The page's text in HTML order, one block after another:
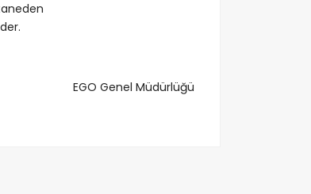
EGO Genel Müdürlüğü